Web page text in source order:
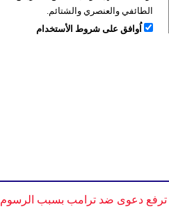
الطائفي والعنصري والشتائم.
اُوافق على شروط الأستخدام
ترفع دعوى ضد ترامب بسبب الرسوم